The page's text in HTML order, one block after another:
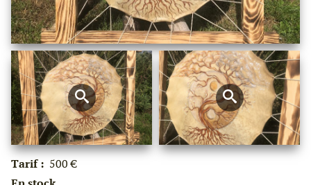
Tarif : 500 €